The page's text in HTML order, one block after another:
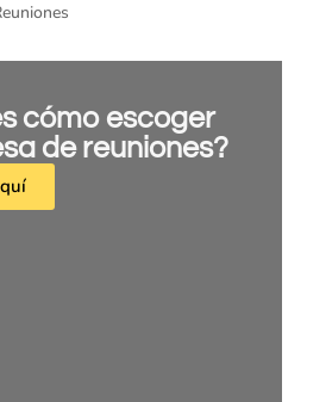
cómo escoger
de reuniones?